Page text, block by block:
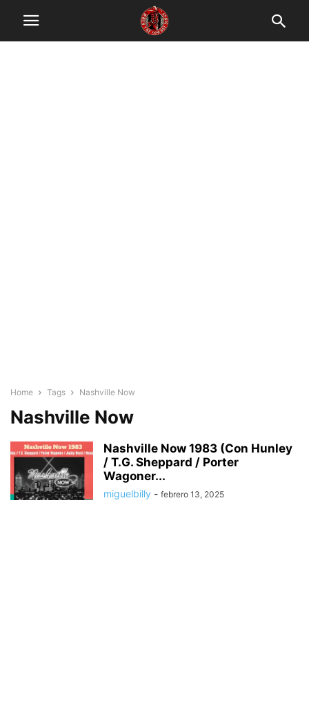
Home Tags Nashville Now
Nashville Now
Nashville Now 1983 (Con Hunley
/ T.G. Sheppard / Porter
Wagoner...
miguelbilly - febrero 13, 2025